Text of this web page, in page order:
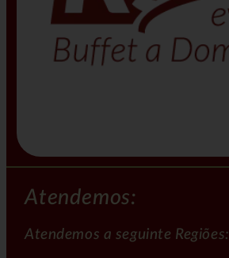
Atendemos:
Atendemos a seguinte Regiões: